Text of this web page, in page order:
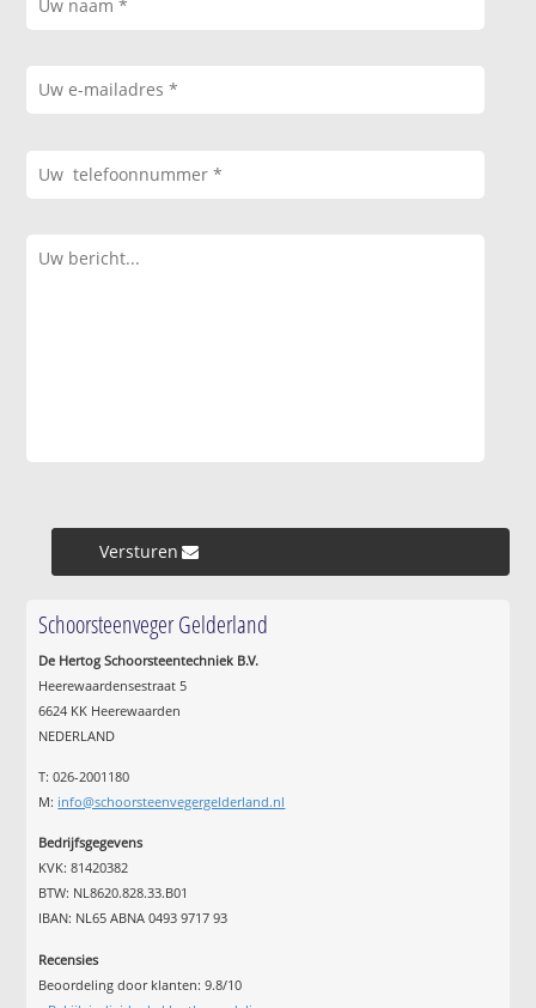
Versturen »
Schoorsteenveger Gelderland
De Hertog Schoorsteentechniek B.V.
Heerewaardensestraat 5
6624 KK Heerewaarden
NEDERLAND
T: 026-2001180
M: info@schoorsteenvegergelderland.nl
Bedrijfsgegevens
KVK: 81420382
BTW: NL8620.828.33.B01
IBAN: NL65 ABNA 0493 9717 93
Recensies
Beoordeling door klanten:9.8/10